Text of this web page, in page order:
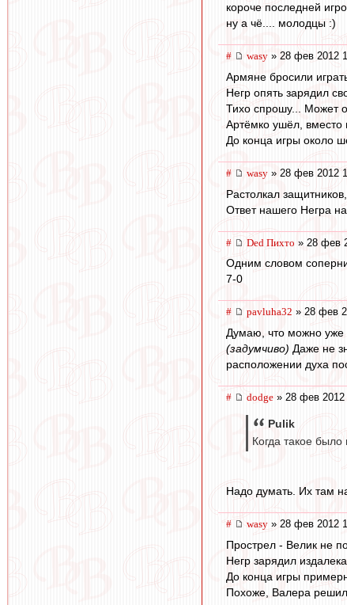
короче последней
ну а чё.... молодцы :)
# wasy » 28 фев 2012
Армяне бросили
Негр опять зарядил
Тихо спрошу... Может
Артёмко ушёл, вместо
До конца игры около
# wasy » 28 фев 2012
Растолкал
Ответ нашего Негра
# Ded Пихто » 28 фев
Одним словом
7-0
# pavluha32 » 28 фев
Думаю, что можно уже
(задумчиво) Даже не
расположении духа
# dodge » 28 фев 2012
Pulik
Когда такое
Надо думать. Их там
# wasy » 28 фев 2012
Прострел - Велик не
Негр зарядил
До конца игры
Похоже, Валера